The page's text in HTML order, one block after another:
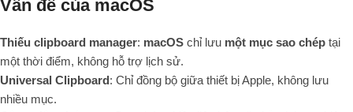
Vấn đề của macOS
Thiếu clipboard manager: macOS chỉ lưu một mục sao chép tại
một thời điểm, không hỗ trợ lịch sử.
Universal Clipboard: Chỉ đồng bộ giữa thiết bị Apple, không lưu
nhiều mục.